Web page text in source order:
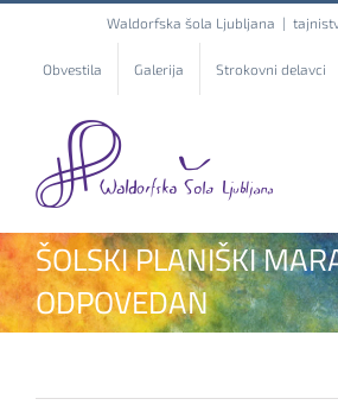
content
Waldorfska šola Ljubljana |
Obvestila Galerija Strokovni delavci
ŠOLSKI PLANIŠKI
ODPOVEDAN